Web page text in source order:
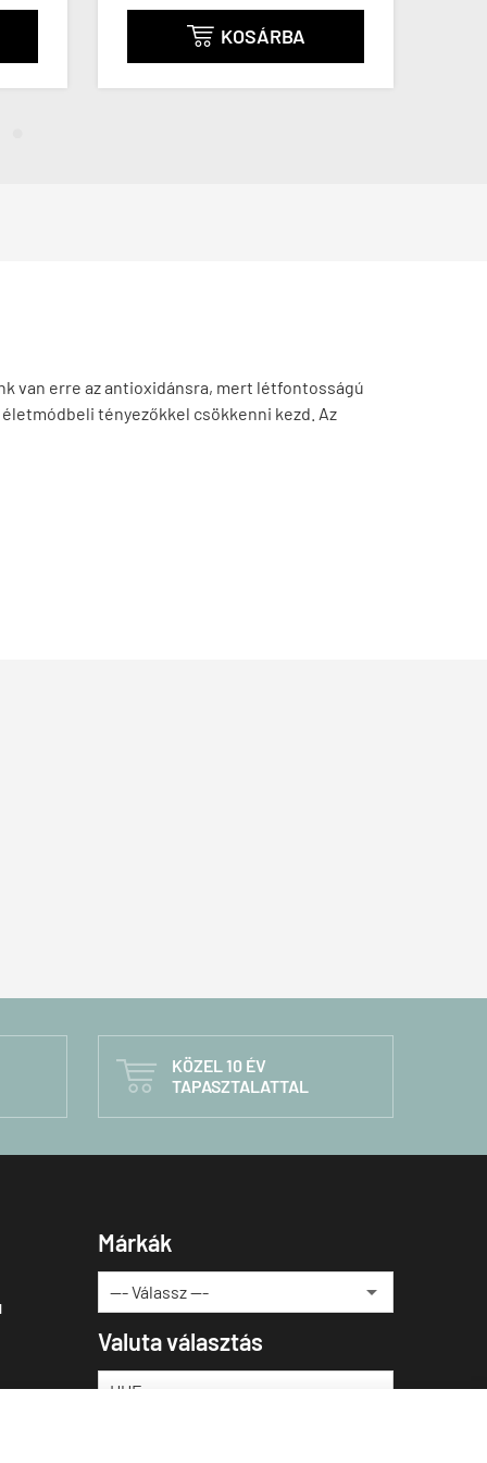
 KOSÁRBA
van erre az antioxidánsra, mert létfontosságú
tényezőkkel csökkenni kezd. Az

KÖZEL 10 ÉV
TAPASZTALATTAL
Márkák
Valuta választás